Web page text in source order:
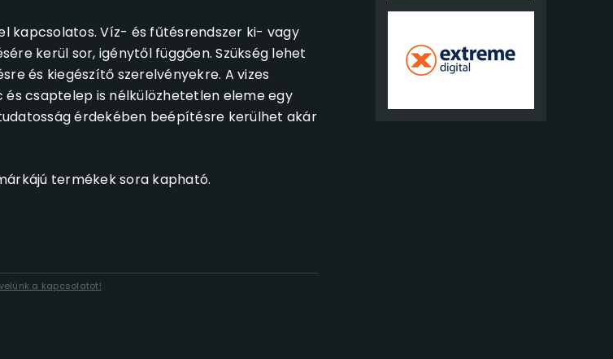
kapcsolatos. Víz- és fűtésrendszer ki- vagy
kerül sor, igénytől függően. Szükség lehet
és kiegészítő szerelvényekre. A vizes
csaptelep is nélkülözhetetlen eleme egy
érdekében beépítésre kerülhet akár
termékek sora kapható.
a kapcsolatot!